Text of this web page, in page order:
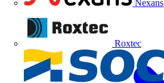
Nexans
Roxtec